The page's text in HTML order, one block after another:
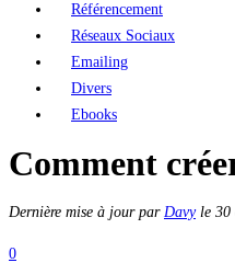
Référencement
Réseaux Sociaux
Emailing
Divers
Ebooks
Comment
Dernière mise à jour par Davyle 30
0